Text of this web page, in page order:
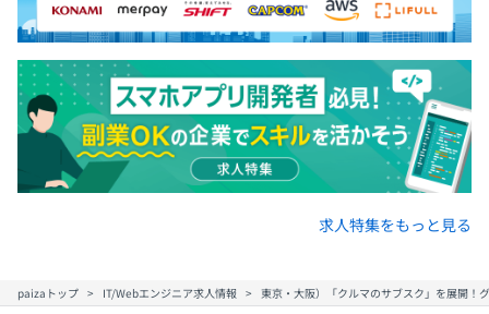
求人特集をもっと見る
paizaトップ IT/Webエンジニア求人情報 東京・大阪）「クルマのサブスク」を展開！